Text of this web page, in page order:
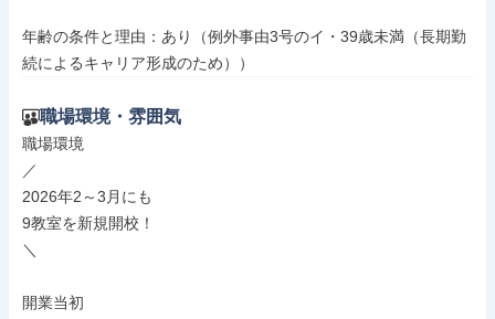
年齢の条件と理由：あり（例外事由3号のイ・39歳未満（長期勤
続によるキャリア形成のため））
職場環境・雰囲気
職場環境
／
2026年2～3月にも
9教室を新規開校！
＼
開業当初